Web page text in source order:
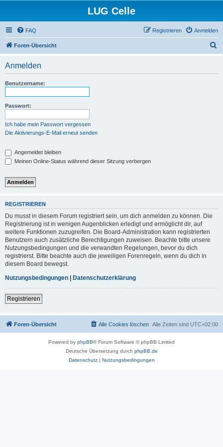
LUG Celle
FAQ Anmelden
Registrieren
Foren-Übersicht
Anmelden
Benutzername:
Passwort:
Ich habe mein Passwort vergessen
Die Aktivierungs-E-Mail erneut senden
Angemeldet bleiben
Meinen Online-Status während dieser Sitzung verbergen
REGISTRIEREN
Du musst in diesem Forum registriert sein, um dich anmelden zu können. Die
Registrierung ist in wenigen Augenblicken erledigt und ermöglicht dir, auf
weitere Funktionen zuzugreifen. Die Board-Administration kann registrierten
Benutzern auch zusätzliche Berechtigungen zuweisen. Beachte bitte unsere
Nutzungsbedingungen und die verwandten Regelungen, bevor du dich
registrierst. Bitte beachte auch die jeweiligen Forenregeln, wenn du dich in
diesem Board bewegst.
Nutzungsbedingungen | Datenschutzerklärung
Registrieren
Foren-Übersicht Alle Zeiten sind UTC+02:00
Alle Cookies löschen
Powered by phpBB® Forum Software © phpBB Limited
Deutsche Übersetzung durch phpBB.de
Datenschutz| Nutzungsbedingungen